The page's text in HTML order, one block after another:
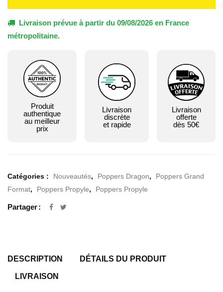
Livraison prévue à partir du 09/08/2026 en France
métropolitaine.
Produit
authentique
au meilleur
prix
Livraison
discrète
et rapide
Livraison
offerte
dès 50€
Catégories : Nouveautés, Poppers Dragon,
Poppers Grand
Format, Poppers Propyle, Poppers Propyle
Partager
DESCRIPTION DÉTAILS DU PRODUIT
LIVRAISON